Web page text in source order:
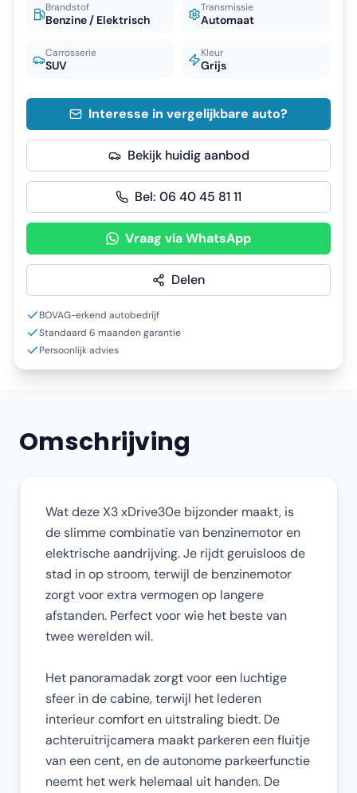
Brandstof
Benzine / Elektrisch
Transmissie
Automaat
Carrosserie
SUV
Kleur
Grijs
Interesse in vergelijkbare auto?
Bekijk huidig aanbod
Bel: 06 40 45 81 11
Vraag via WhatsApp
Delen
BOVAG-erkend autobedrijf
Standaard 6 maanden garantie
Persoonlijk advies
Omschrijving
Wat deze X3 xDrive30e bijzonder maakt, is
de slimme combinatie van benzinemotor en
elektrische aandrijving. Je rijdt geruisloos de
stad in op stroom, terwijl de benzinemotor
zorgt voor extra vermogen op langere
afstanden. Perfect voor wie het beste van
twee werelden wil.
Het panoramadak zorgt voor een luchtige
sfeer in de cabine, terwijl het lederen
interieur comfort en uitstraling biedt. De
achteruitrijcamera maakt parkeren een fluitje
van een cent, en de autonome parkeerfunctie
neemt het werk helemaal uit handen. De